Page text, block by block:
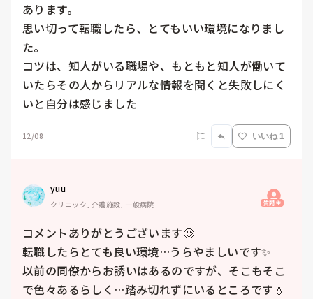
あります。
思い切って転職したら、とてもいい環境になりまし
た。
コツは、知人がいる職場や、もともと知人が働いて
いたらその人からリアルな情報を聞くと失敗しにく
いと自分は感じました
12/08 いいね 1
yuu
クリニック, 介護施設, 一般病院 質問主
コメントありがとうございます🥲
転職したらとても良い環境…うらやましいです✨
以前の同僚からお誘いはあるのですが、そこもそこ
で色々あるらしく…踏み切れずにいるところです💧